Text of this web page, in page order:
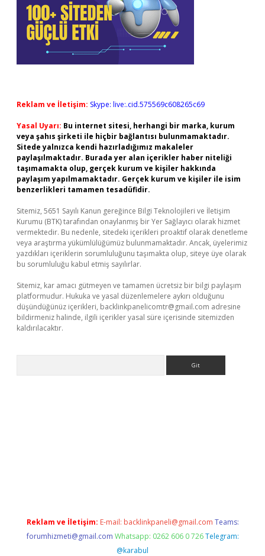
Reklam ve İletişim: Skype: live:.cid.575569c608265c69
Yasal Uyarı: Bu internet sitesi, herhangi bir marka, kurum
veya şahıs şirketi ile hiçbir bağlantısı bulunmamaktadır.
Sitede yalnızca kendi hazırladığımız makaleler
paylaşılmaktadır. Burada yer alan içerikler haber niteliği
taşımamakta olup, gerçek kurum ve kişiler hakkında
paylaşım yapılmamaktadır. Gerçek kurum ve kişiler ile isim
benzerlikleri tamamen tesadüfidir.
Sitemiz, 5651 Sayılı Kanun gereğince Bilgi Teknolojileri ve İletişim
Kurumu (BTK) tarafından onaylanmış bir Yer Sağlayıcı olarak hizmet
vermektedir. Bu nedenle, sitedeki içerikleri proaktif olarak denetleme
veya araştırma yükümlülüğümüz bulunmamaktadır. Ancak, üyelerimiz
yazdıkları içeriklerin sorumluluğunu taşımakta olup, siteye üye olarak
bu sorumluluğu kabul etmiş sayılırlar.
Sitemiz, kar amacı gütmeyen ve tamamen ücretsiz bir bilgi paylaşım
platformudur. Hukuka ve yasal düzenlemelere aykırı olduğunu
düşündüğünüz içerikleri, backlinkpanelicomtr@gmail.com adresine
bildirmeniz halinde, ilgili içerikler yasal süre içerisinde sitemizden
kaldırılacaktır.
Reklam ve İletişim: E-mail: backlinkpaneli@gmail.com Teams:
forumhizmeti@gmail.com Whatsapp: 0262 606 0 726 Telegram:
@karabul